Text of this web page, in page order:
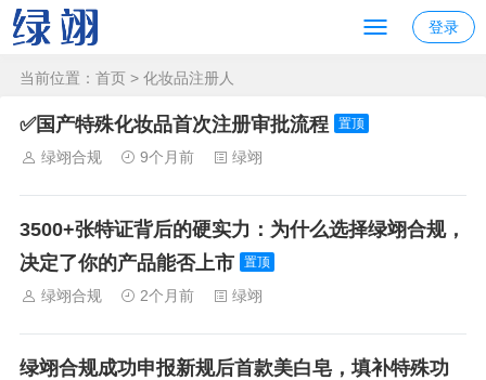
登录
当前位置： 首页 > 化妆品注册人
✅国产特殊化妆品首次注册审批流程 置顶
绿翊合规 9个月前 绿翊
3500+张特证背后的硬实力：为什么选择绿翊合规，
决定了你的产品能否上市
置顶
绿翊合规 2个月前 绿翊
绿翊合规成功申报新规后首款美白皂，填补特殊功